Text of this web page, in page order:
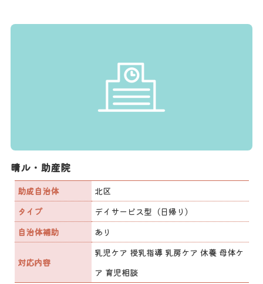
晴ル・助産院
助成自治体
北区
タイプ
デイサービス型（日帰り）
自治体補助
あり
対応内容
乳児ケア 授乳指導 乳房ケア 休養 母体ケ
ア 育児相談